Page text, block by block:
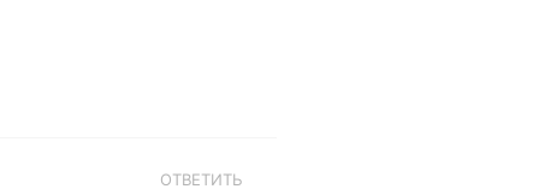
ОТВЕТИТЬ